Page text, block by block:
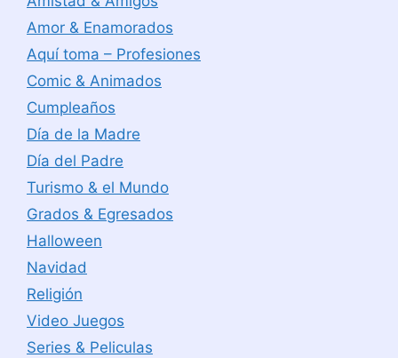
Amor & Enamorados
Aquí toma – Profesiones
Comic & Animados
Cumpleaños
Día de la Madre
Día del Padre
Turismo & el Mundo
Grados & Egresados
Halloween
Navidad
Religión
Video Juegos
Series & Peliculas